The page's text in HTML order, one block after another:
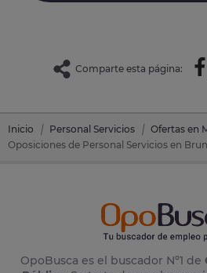
Comparte esta página:
Inicio Personal Servicios
Ofertas en
OpoBusca es el buscador Nº1 de